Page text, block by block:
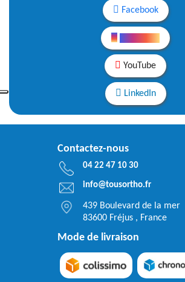
Facebook
YouTube
LinkedIn
Contactez-nous
04 22 47 10 30
info@tousortho.fr
439 Boulevard de la mer
83600 Fréjus , France
Mode de livraison